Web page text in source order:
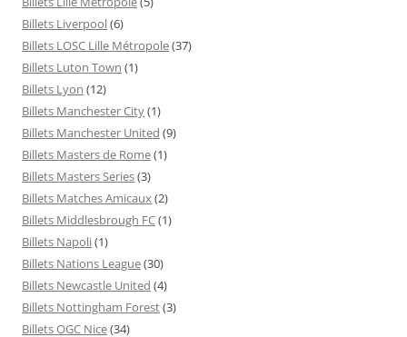
Billets Liverpool(6)
Billets LOSC Lille Métropole(37)
Billets Luton Town (1)
Billets Lyon (12)
Billets Manchester City(1)
Billets Manchester United (9)
Billets Masters de Rome(1)
Billets Masters Series(3)
Billets Matches Amicaux(2)
Billets Middlesbrough FC(1)
Billets Napoli(1)
Billets Nations League(30)
Billets Newcastle United (4)
Billets Nottingham Forest(3)
Billets OGC Nice(34)